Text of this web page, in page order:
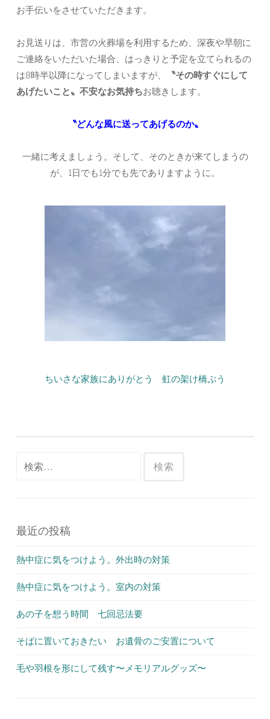
お手伝いをさせていただきます。
お見送りは、市営の火葬場を利用するため、深夜や早朝に
ご連絡をいただいた場合、はっきりと予定を立てられるの
は8時半以降になってしまいますが、
〝その時すぐにして
あげたいこと〟不安なお気持ちお聴きします。
〝どんな風に送ってあげるのか〟
一緒に考えましょう。そして、そのときが来てしまうの
が、1日でも1分でも先でありますように。
ちいさな家族にありがとう 虹の架け橋ぷう
最近の投稿
熱中症に気をつけよう。外出時の対策
熱中症に気をつけよう。室内の対策
あの子を想う時間 七回忌法要
そばに置いておきたい お遺骨のご安置について
毛や羽根を形にして残す〜メモリアルグッズ〜